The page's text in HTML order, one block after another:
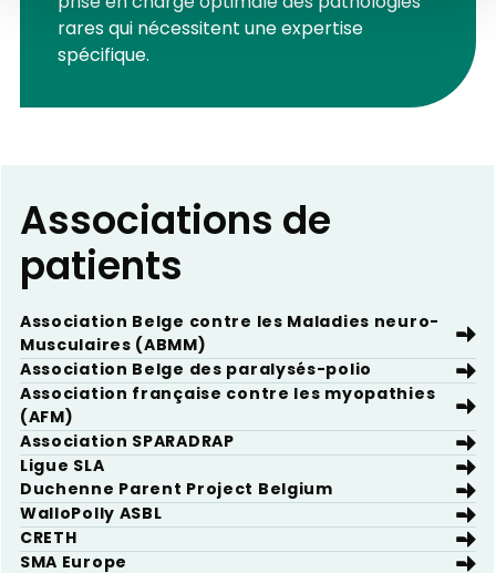
rares qui nécessitent une expertise
spécifique.
Associations de
patients
Association Belge contre les Maladies neuro-
Musculaires (ABMM)
Association Belge des paralysés-polio
Association française contre les myopathies
(AFM)
Association SPARADRAP
Ligue SLA
Duchenne Parent Project Belgium
WalloPolly ASBL
CRETH
SMA Europe